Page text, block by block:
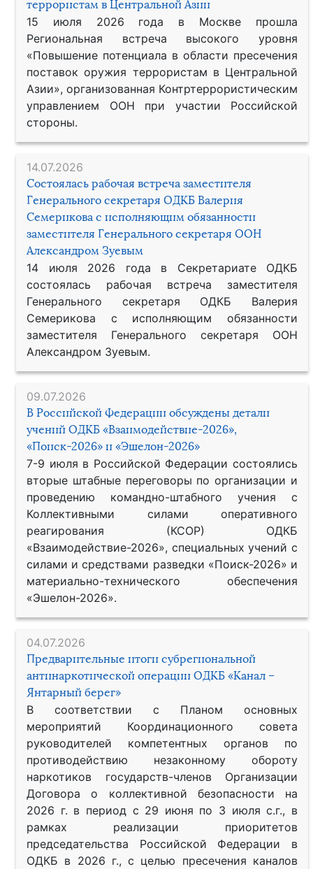
террористам в Центральной Азии
15 июля 2026 года в Москве прошла
Региональная встреча высокого уровня
«Повышение потенциала в области пресечения
поставок оружия террористам в Центральной
Азии», организованная Контртеррористическим
управлением ООН при участии Российской
стороны.
14.07.2026
Состоялась рабочая встреча заместителя
Генерального секретаря ОДКБ Валерия
Семерикова с исполняющим обязанности
заместителя Генерального секретаря ООН
Александром Зуевым
14 июля 2026 года в Секретариате ОДКБ
состоялась рабочая встреча заместителя
Генерального секретаря ОДКБ Валерия
Семерикова с исполняющим обязанности
заместителя Генерального секретаря ООН
Александром Зуевым.
09.07.2026
В Российской Федерации обсуждены детали
учений ОДКБ «Взаимодействие-2026»,
«Поиск-2026» и «Эшелон-2026»
7-9 июля в Российской Федерации состоялись
вторые штабные переговоры по организации и
проведению командно-штабного учения с
Коллективными силами оперативного
реагирования (КСОР) ОДКБ
«Взаимодействие-2026», специальных учений с
силами и средствами разведки «Поиск-2026» и
материально-технического обеспечения
«Эшелон-2026».
04.07.2026
Предварительные итоги субрегиональной
антинаркотической операции ОДКБ «Канал –
Янтарный берег»
В соответствии с Планом основных
мероприятий Координационного совета
руководителей компетентных органов по
противодействию незаконному обороту
наркотиков государств-членов Организации
Договора о коллективной безопасности на
2026 г. в период с 29 июня по 3 июля с.г., в
рамках реализации приоритетов
председательства Российской Федерации в
ОДКБ в 2026 г., с целью пресечения каналов